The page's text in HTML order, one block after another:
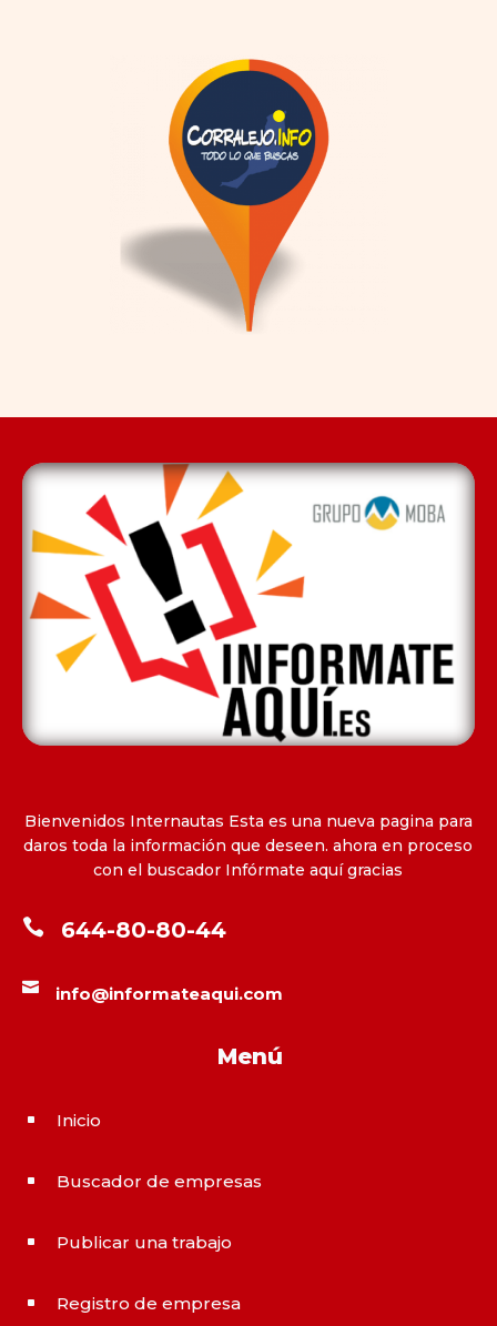
Bienvenidos Internautas Esta es una nueva pagina para
daros toda la información que deseen. ahora en proceso
con el buscador Infórmate aquí gracias
 644-80-80-44
 info@informateaqui.com
Menú
^ Inicio
^ Buscador de empresas
^ Publicar una trabajo
^ Registro de empresa